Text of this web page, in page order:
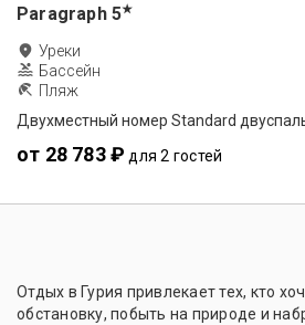
Paragraph 5★
Уреки
Бассейн
Пляж
Двухместный номер Standard
от 28 783 ₽ для 2 гостей
Отдых в Гурия привлекает тех, кто
обстановку, побыть на природе и